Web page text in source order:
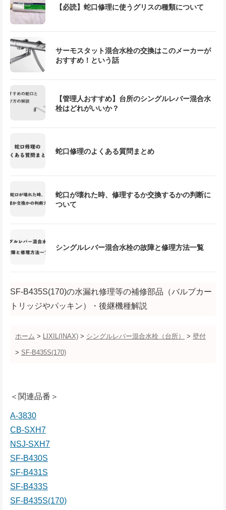
【必読】蛇口修理に使うグリスの種類について
サーモスタット混合水栓の交換はこのメーカーが
おすすめ！という話
【管理人おすすめ】台所のシングルレバー混合水
栓はどれがいいか？
蛇口修理のよくある質問まとめ
蛇口が壊れた時、修理するか交換するかの判断に
ついて
シングルレバー混合水栓の故障と修理方法一覧
SF-B435S(170)の水漏れ修理等の補修部品（バルブカー
トリッジやパッキン）・後継機種解説
ホーム > LIXIL(INAX) > シングルレバー混合水栓（台所） > 壁付
> SF-B435S(170)
＜関連品番＞
A-3830
CB-SXH7
NSJ-SXH7
SF-B430S
SF-B431S
SF-B433S
SF-B435S(170)